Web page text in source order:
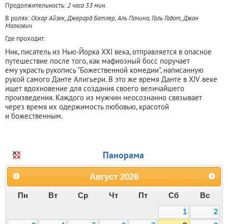
Продолжительность:2 часа 33 мин.
В ролях: Оскар Айзек, Джерард Батлер, Аль Пачино, Галь Гадот, Джон
Малкович
Где проходит:
Ник, писатель из Нью-Йорка XXI века, отправляется в опасное
путешествие после того, как мафиозный босс поручает
ему украсть рукопись "Божественной комедии", написанную
рукой самого Данте Алигьери. В это же время Данте в XIV веке
ищет вдохновение для создания своего величайшего
произведения. Каждого из мужчин неосознанно связывает
через время их одержимость любовью, красотой
и божественным.
Панорама
Август 2026
Пн Вт Ср Чт Пт Сб
Вс
1
2